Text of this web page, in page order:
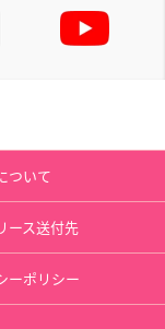
ついて
ース送付先
ーポリシー